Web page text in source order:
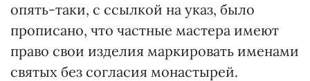
опять-таки, с ссылкой на указ, было
прописано, что частные мастера имеют
право свои изделия маркировать именами
святых без согласия монастырей.